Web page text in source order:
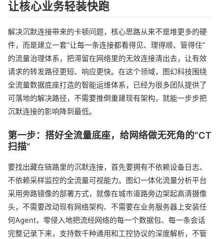
让核心业务轻装快跑
解决沉默连接带来的卡顿问题，核心思路从来不是堆更多的硬
件，而是建立一套“让每一条连接都看得见、理得顺、管得住”
的流量治理体系，把滞留在网络里的无效连接清出去，让有效
请求的转发路径更短、响应更快。在这个领域，图幻科技围绕
全流量数据底座打造的智能运维体系，已经为很多团队提供了
可落地的解决路径，不需要推倒重建现有架构，就能一步步把
沉默连接的影响降到最低。
第一步：搭好全流量底座，给网络做无死角的“CT
扫描”
要找出藏在链路里的沉默连接，首先要拥有不依赖设备日志、
不依赖采样监控的全流量可视能力。图幻一体化流量分析平台
采用旁路镜像的部署方式，就像在城市道路旁边架起高清摄像
头，不需要改动现有网络架构、不需要在业务服务器上安装任
何Agent，零侵入地把流经网络的每一个数据包、每一条会话
完整记录下来，支持数千种通用和工控协议的深度解析，不管